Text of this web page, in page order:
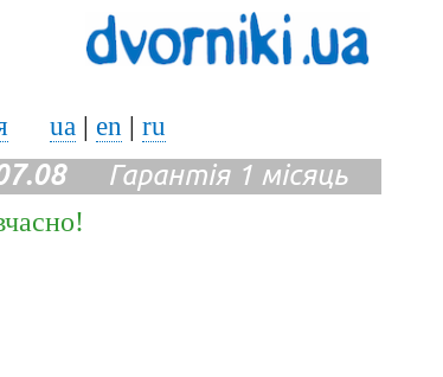
ua | en | ru
Гарантія 1 місяць